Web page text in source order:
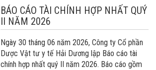
BÁO CÁO TÀI CHÍNH HỢP NHẤT QUÝ
II NĂM 2026
Ngày 30 tháng 06 năm 2026, Công ty Cổ phần
Dược Vật tư y tế Hải Dương lập Báo cáo tài
chính hợp nhất quý II năm 2026. Báo cáo gồm